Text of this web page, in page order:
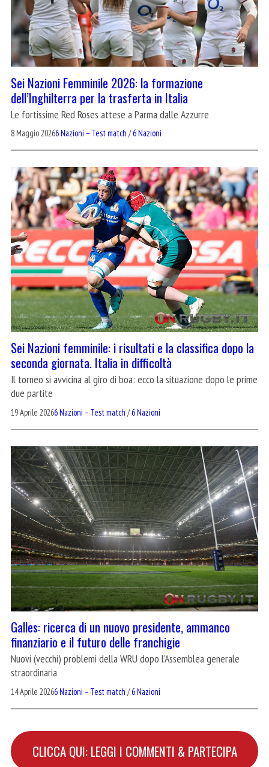
Sei Nazioni Femminile 2026: la formazione
dell’Inghilterra per la trasferta in Italia
Le fortissime Red Roses attese a Parma dalle Azzurre
8 Maggio 20266 Nazioni – Test match /6 Nazioni
Sei Nazioni femminile: i risultati e la classifica dopo la
seconda giornata. Italia in difficoltà
Il torneo si avvicina al giro di boa: ecco la situazione dopo le prime
due partite
19 Aprile 20266 Nazioni – Test match /6 Nazioni
Galles: ricerca di un nuovo presidente, ammanco
finanziario e il futuro delle franchigie
Nuovi (vecchi) problemi della WRU dopo l'Assemblea generale
straordinaria
14 Aprile 20266 Nazioni – Test match /6 Nazioni
CLICCA QUI: LEGGI I COMMENTI & PARTECIPA